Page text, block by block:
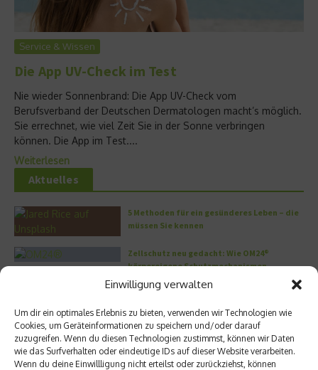
Einwilligung verwalten
Um dir ein optimales Erlebnis zu bieten, verwenden wir Technologien wie
Cookies, um Geräteinformationen zu speichern und/oder darauf
zuzugreifen. Wenn du diesen Technologien zustimmst, können wir Daten
wie das Surfverhalten oder eindeutige IDs auf dieser Website verarbeiten.
Wenn du deine Einwillligung nicht erteilst oder zurückziehst, können
Service & Wissen
Die App UV-Check im Test
Nie wieder Sonnenbrand: Die App UV-Check vom
Berufsverband der Deutschen Dermatologen macht’s möglich.
Sie errechnet, wie viel Zeit Sie in der Sonne verbringen
können. Die App im Test....
Weiterlesen
Aktuelles
5 Methoden für ein gesünderes Leben – die
müssen Sie kennen
Zellschutz neu gedacht: Wie OM24®
körpereigene Schutzmechanismen
unterstützen soll
Immunsystem und Knochen
Der Protein-Baustein: Was Kollagen in
unserem Organismus bewirkt